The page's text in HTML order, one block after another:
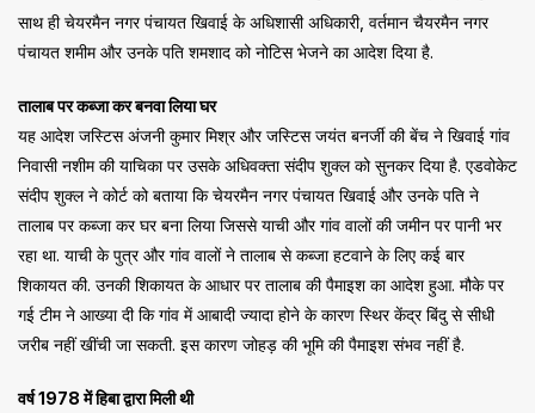
साथ ही चेयरमैन नगर पंचायत खिवाई के अधिशासी अधिकारी, वर्तमान चैयरमैन नगर
पंचायत शमीम और उनके पति शमशाद को नोटिस भेजने का आदेश दिया है.
तालाब पर कब्जा कर बनवा लिया घर
यह आदेश जस्टिस अंजनी कुमार मिश्र और जस्टिस जयंत बनर्जी की बेंच ने खिवाई गांव
निवासी नशीम की याचिका पर उसके अधिवक्ता संदीप शुक्ल को सुनकर दिया है. एडवोकेट
संदीप शुक्ल ने कोर्ट को बताया कि चेयरमैन नगर पंचायत खिवाई और उनके पति ने
तालाब पर कब्जा कर घर बना लिया जिससे याची और गांव वालों की जमीन पर पानी भर
रहा था. याची के पुत्र और गांव वालों ने तालाब से कब्जा हटवाने के लिए कई बार
शिकायत की. उनकी शिकायत के आधार पर तालाब की पैमाइश का आदेश हुआ. मौके पर
गई टीम ने आख्या दी कि गांव में आबादी ज्यादा होने के कारण स्थिर केंद्र बिंदु से सीधी
जरीब नहीं खींची जा सकती. इस कारण जोहड़ की भूमि की पैमाइश संभव नहीं है.
वर्ष 1978 में हिबा द्वारा मिली थी